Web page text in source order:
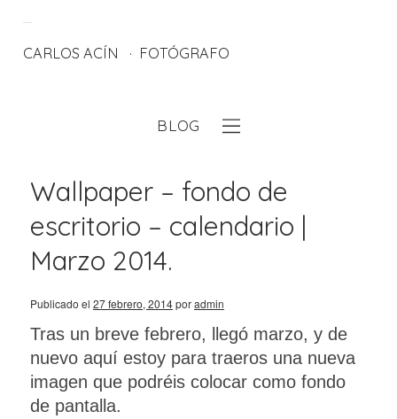
CARLOS ACÍN FOTÓGRAFO
BLOG
Wallpaper – fondo de
escritorio – calendario |
Marzo 2014.
Publicado el 27 febrero, 2014poradmin
Tras un breve febrero, llegó marzo, y de
nuevo aquí estoy para traeros una nueva
imagen que podréis colocar como fondo
de pantalla.